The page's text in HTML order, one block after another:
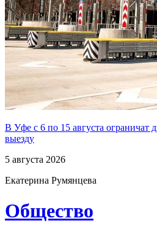
В Уфе с 6 по 15 августа ограничат
выезду
5 августа 2026
Екатерина Румянцева
Общество